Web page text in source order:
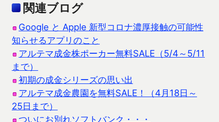
関連ブログ
Google と Apple 新型コロナ濃厚接触の可能性
知らせるアプリのこと
アルテマ成金株ポーカー無料SALE（5/4～5/11
まで）
初期の成金シリーズの思い出
アルテマ成金農園を無料SALE！（4月18日～
25日まで）
ついにお別れソフトバンク・・・